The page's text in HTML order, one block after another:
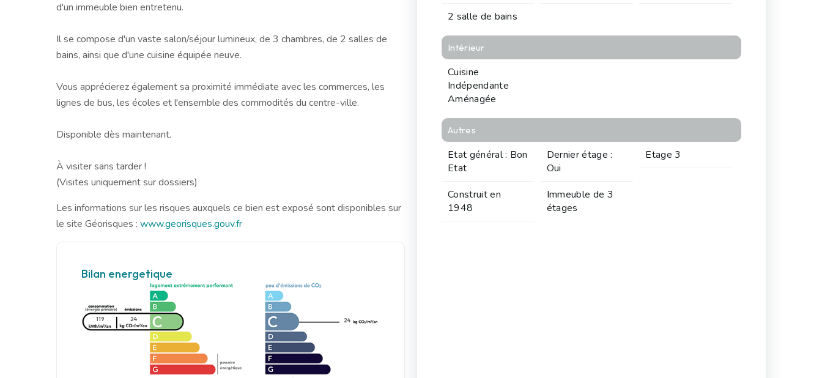
d'un immeuble bien entretenu.
Il se compose d'un vaste salon/séjour lumineux, de 3 chambres, de 2 salles de
bains, ainsi que d'une cuisine équipée neuve.
Vous apprécierez également sa proximité immédiate avec les commerces, les
lignes de bus, les écoles et l'ensemble des commodités du centre-ville.
Disponible dès maintenant.
À visiter sans tarder !
(Visites uniquement sur dossiers)
Les informations sur les risques auxquels ce bien est exposé sont disponibles sur
le site Géorisques : www.georisques.gouv.fr
Bilan energetique
119 24 24
2 salle de bains
Intérieur
Cuisine
Indépendante
Aménagée
Autres
Etat général : Bon
Etat
Dernier étage :
Oui
Etage 3
Construit en
1948
Immeuble de 3
étages